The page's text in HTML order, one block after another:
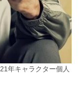
年キャラクター個人